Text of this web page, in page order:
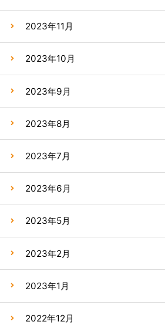
2023年11月
2023年10月
2023年9月
2023年8月
2023年7月
2023年6月
2023年5月
2023年2月
2023年1月
2022年12月